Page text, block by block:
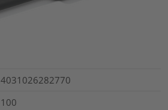
4031026282770
100